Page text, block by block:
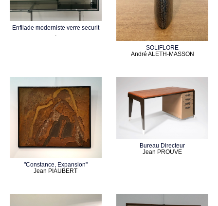
Enfilade moderniste verre securit
.
SOLIFLORE
André ALETH-MASSON
"Constance, Expansion"
Jean PIAUBERT
Bureau Directeur
Jean PROUVE